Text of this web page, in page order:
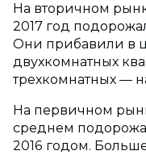
На вторичном
2017 год
Они прибавили в
двухкомнатных
трехкомнатных —
На первичном
среднем
2016 годом.